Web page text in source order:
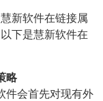
新软件在链接属
下是慧新软件在
略
件会首先对现有外